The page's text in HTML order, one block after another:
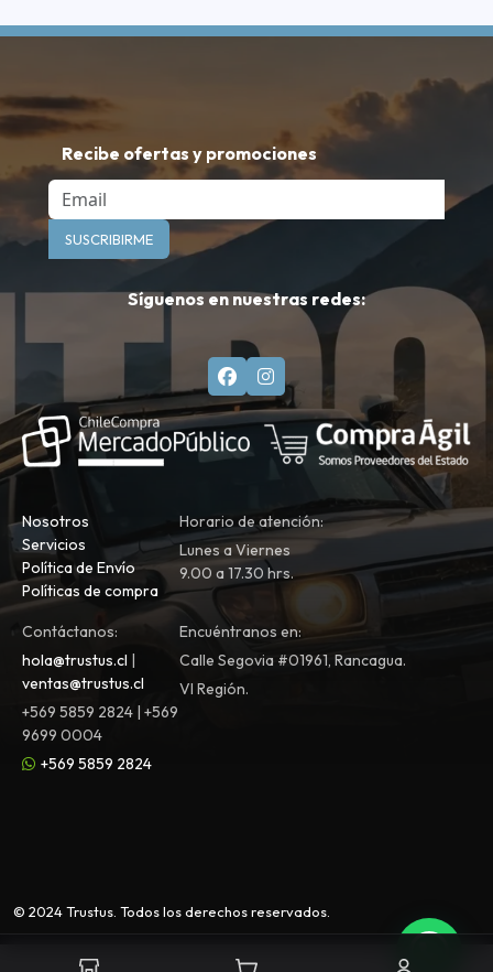
Recibe ofertas y promociones
Email
SUSCRIBIRME
Síguenos en nuestras redes:
Nosotros
Servicios
Política de Envío
Políticas de compra
Horario de atención:
Lunes a Viernes
9.00 a 17.30 hrs.
Contáctanos:
hola@trustus.cl |
ventas@trustus.cl
+569 5859 2824 | +569
9699 0004
+569 5859 2824
Encuéntranos en:
Calle Segovia #01961, Rancagua.
VI Región.
© 2024 Trustus. Todos los derechos reservados.